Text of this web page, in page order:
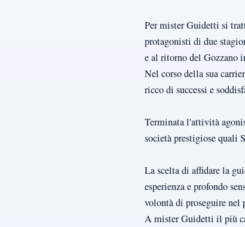
Per mister Guidetti si
protagonisti di due
e al ritorno del Gozzano
Nel corso della sua
ricco di successi e
Terminata l'attività
società prestigiose quali
La scelta di affidare la
esperienza e profondo
volontà di proseguire nel
A mister Guidetti il più